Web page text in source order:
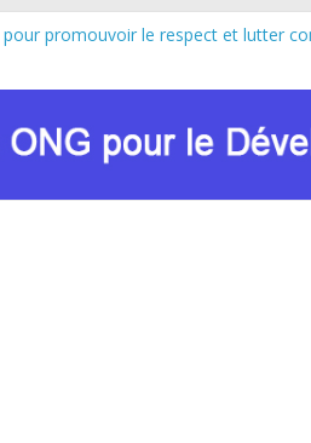
promouvoir le respect et lutter
de Marie Nyombo Zaina, le CPD et
les approches innovantes de lutte